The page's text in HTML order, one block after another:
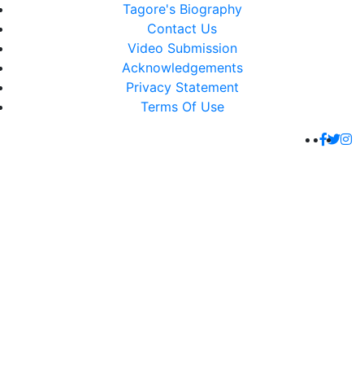
Tagore's Biography
Contact Us
Video Submission
Acknowledgements
Privacy Statement
Terms Of Use